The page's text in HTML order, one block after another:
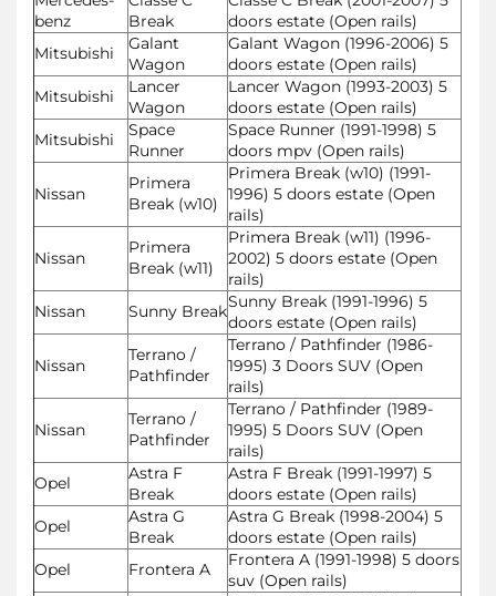
benz
Break
doors estate (Open rails)
Mitsubishi
Galant
Wagon
Galant Wagon (1996-2006) 5
doors estate (Open rails)
Mitsubishi
Lancer
Wagon
Lancer Wagon (1993-2003) 5
doors estate (Open rails)
Mitsubishi
Space
Runner
Space Runner (1991-1998) 5
doors mpv (Open rails)
Nissan
Primera
Break (w10)
Primera Break (w10) (1991-
1996) 5 doors estate (Open
rails)
Nissan
Primera
Break (w11)
Primera Break (w11) (1996-
2002) 5 doors estate (Open
rails)
Nissan
Sunny BreakSunny Break (1991-1996) 5
doors estate (Open rails)
Nissan
Terrano /
Pathfinder
Terrano / Pathfinder (1986-
1995) 3 Doors SUV (Open
rails)
Nissan
Terrano /
Pathfinder
Terrano / Pathfinder (1989-
1995) 5 Doors SUV (Open
rails)
Opel
Astra F
Break
Astra F Break (1991-1997) 5
doors estate (Open rails)
Opel
Astra G
Break
Astra G Break (1998-2004) 5
doors estate (Open rails)
Opel
Frontera A
Frontera A (1991-1998) 5 doors
suv (Open rails)